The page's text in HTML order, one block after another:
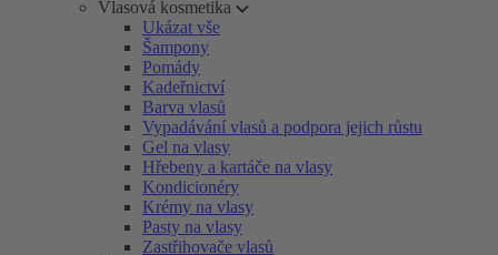
Vlasová kosmetika
Ukázat vše
Šampony
Pomády
Kadeřnictví
Barva vlasů
Vypadávání vlasů a podpora jejich růstu
Gel na vlasy
Hřebeny a kartáče na vlasy
Kondicionéry
Krémy na vlasy
Pasty na vlasy
Zastřihovače vlasů